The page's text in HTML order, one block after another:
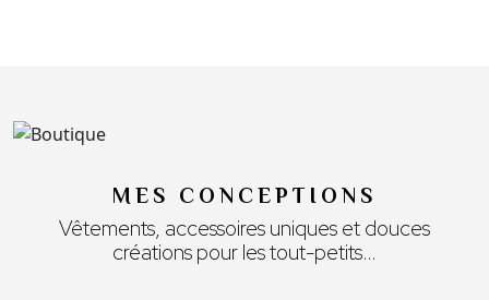
MES CONCEPTIONS
Vêtements, accessoires uniques et douces
créations pour les tout-petits…